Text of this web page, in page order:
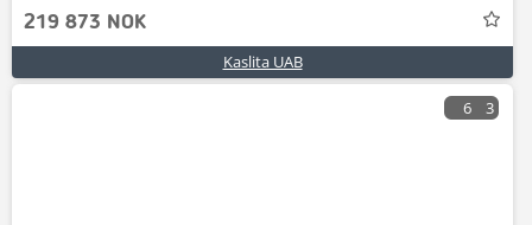
219 873 NOK
Kaslita UAB
6 3